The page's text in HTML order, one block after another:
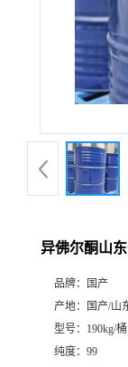
异佛尔酮山
品牌：
国产
产地：
国产/山
型号： 190kg/桶
纯度： 99